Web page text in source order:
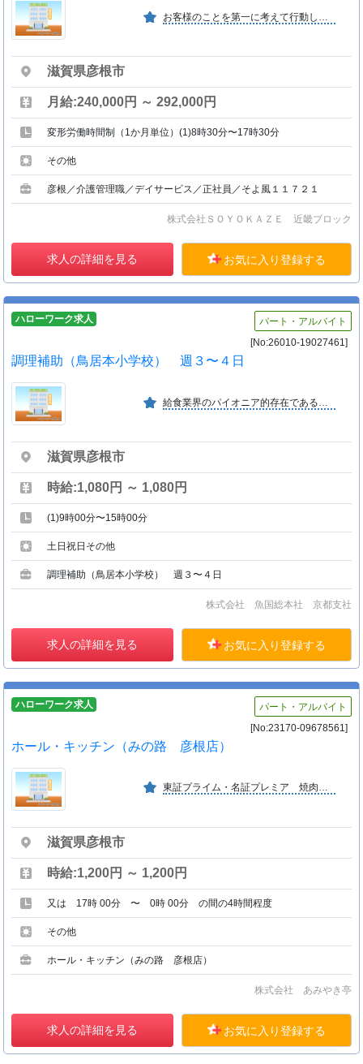
お客様のことを第一に考えて行動してきた私たちは、『世界で一番、仲間を大切にするチームであり続ける』を理念に掲げ、仲間を想い・大切にすることを意識して日々行動しています。
滋賀県彦根市
月給:240,000円 ～ 292,000円
変形労働時間制（1か月単位）(1)8時30分〜17時30分
その他
彦根／介護管理職／デイサービス／正社員／そよ風１１７２１
株式会社ＳＯＹＯＫＡＺＥ 近畿ブロック
求人の詳細を見る お気に入り登録する
ハローワーク求人
パート・アルバイト
[No:26010-19027461]
調理補助（鳥居本小学校） 週３〜４日
滋賀県彦根市
時給:1,080円 ～ 1,080円
(1)9時00分〜15時00分
土日祝日その他
調理補助（鳥居本小学校） 週３〜４日
株式会社 魚国総本社 京都支社
求人の詳細を見る お気に入り登録する
ハローワーク求人
パート・アルバイト
[No:23170-09678561]
ホール・キッチン（みの路 彦根店）
東証プライム・名証プレミア 焼肉・焼鳥レストラン経営（２６０店舗以上）
滋賀県彦根市
時給:1,200円 ～ 1,200円
又は 17時 00分 〜 0時 00分 の間の4時間程度
その他
ホール・キッチン（みの路 彦根店）
株式会社 あみやき亭
求人の詳細を見る お気に入り登録する